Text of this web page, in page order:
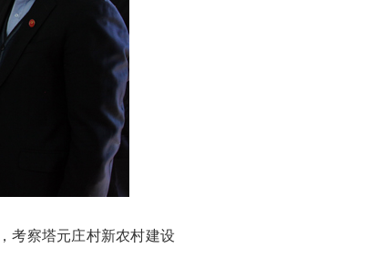
考察塔元庄村新农村建设